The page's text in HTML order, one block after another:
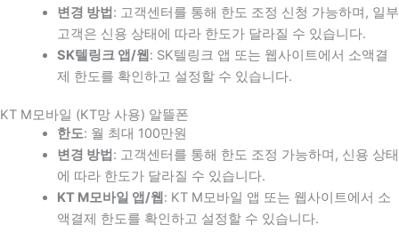
변경 방법 : 고객센터를 통해 한도 조정 신청 가능하며, 일부
고객은 신용 상태에 따라 한도가 달라질 수 있습니다.
SK텔링크 앱/웹 : SK텔링크 앱 또는 웹사이트에서 소액결
제 한도를 확인하고 설정할 수 있습니다.
KT M모바일 (KT망 사용) 알뜰폰
한도: 월 최대 100만원
변경 방법 : 고객센터를 통해 한도 조정 가능하며, 신용 상태
에 따라 한도가 달라질 수 있습니다.
KT M모바일 앱/웹 : KT M모바일 앱 또는 웹사이트에서 소
액결제 한도를 확인하고 설정할 수 있습니다.